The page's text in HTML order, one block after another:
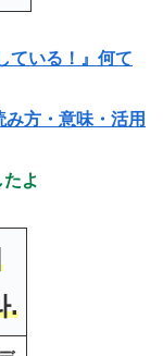
ている！』何て
方・意味・活用
よ
.